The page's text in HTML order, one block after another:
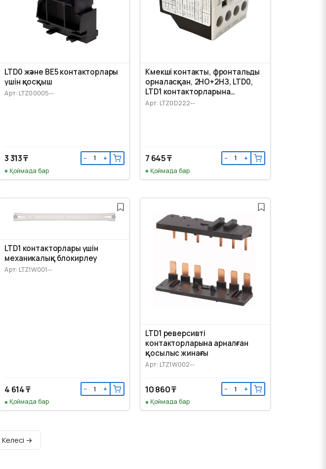
LTD0 және BE5 контакторлары
үшін қосқыш
Арт: LTZ00005--
3 313 ₸ − +
Қоймада бар
Көмекші контакты, фронтальды
орналасқан, 2НО+2НЗ, LTD0,
LTD1 контакторларына
арналған
Арт: LTZ0D222--
7 645 ₸ − +
Қоймада бар
LTD1 контакторлары үшін
механикалық блокирлеу
Арт: LTZ1W001--
4 614 ₸ − +
Қоймада бар
LTD1 реверсивті
контакторларына арналған
қосылыс жинағы
Арт: LTZ1W002--
10 860 ₸ − +
Қоймада бар
Келесі →